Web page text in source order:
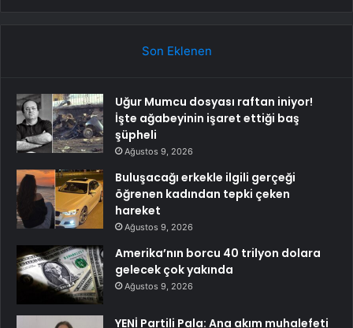
Son Eklenen
Uğur Mumcu dosyası raftan iniyor!
İşte ağabeyinin işaret ettiği baş
şüpheli
Ağustos 9, 2026
Buluşacağı erkekle ilgili gerçeği
öğrenen kadından tepki çeken
hareket
Ağustos 9, 2026
Amerika’nın borcu 40 trilyon dolara
gelecek çok yakında
Ağustos 9, 2026
YENİ Partili Pala: Ana akım muhalefeti